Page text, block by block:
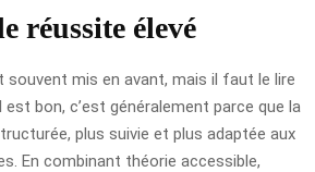
réussite élevé
souvent mis en avant, mais il faut le lire
est bon, c’est généralement parce que la
plus suivie et plus adaptée aux
En combinant théorie accessible,